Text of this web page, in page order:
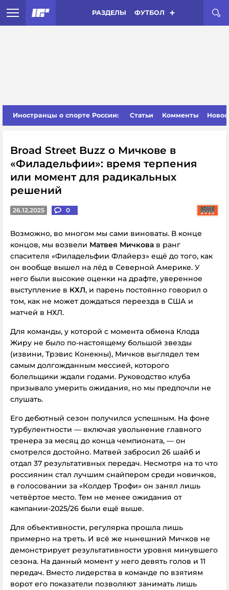
РАЗДЕЛЫ ФУТБОЛ
Иностранцы о спорте России: Статьи Комменты
Broad Street Buzz о Мичкове в
«Филадельфии»: время терпения
или момент для радикальных
решений
26.12.2025 0
Возможно, во многом мы сами виноваты. В конце
концов, мы возвели Матвея Мичкова в ранг
спасителя «Филадельфии Флайерз» ещё до того, как
он вообще вышел на лёд в Северной Америке. У
него были высокие оценки на драфте, уверенное
выступление в КХЛ, и парень постоянно говорил о
том, как не может дождаться переезда в США и
матчей в НХЛ.
Для команды, у которой с момента обмена Клода
Жиру не было по-настоящему большой звезды
(извини, Трэвис Конекны), Мичков выглядел тем
самым долгожданным мессией, которого
болельщики ждали годами. Руководство клуба
призывало умерить ожидания, но мы предпочли не
слушать.
Его дебютный сезон получился успешным. На фоне
турбулентности — включая увольнение главного
тренера за месяц до конца чемпионата, — он
смотрелся достойно. Матвей забросил 26 шайб и
отдал 37 результативных передач. Несмотря на то что
россиянин стал лучшим снайпером среди новичков,
в голосовании за «Колдер Трофи» он занял лишь
четвёртое место. Тем не менее ожидания от
кампании-2025/26 были ещё выше.
Для объективности, регулярка прошла лишь
примерно на треть. И всё же нынешний Мичков не
демонстрирует результативности уровня минувшего
сезона. На данный момент у него девять голов и 11
передач. Вместо лидерства в команде по взятиям
ворот его показатели позволяют занимать лишь